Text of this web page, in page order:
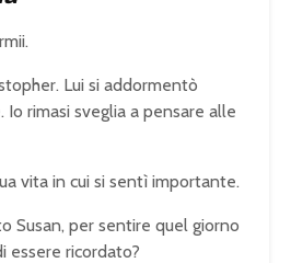
Lui si addormentò
Io rimasi sveglia a pensare alle
vita in cui si sentì importante.
Susan, per sentire quel giorno
essere ricordato?